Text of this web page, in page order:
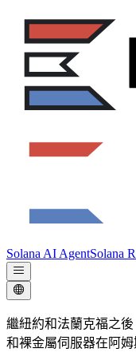
Solana AI AgentSolana
繼紐約和法蘭克福之後
和裸金屬伺服器在阿